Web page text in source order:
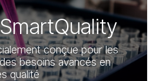
conçue pour les
besoins avancés en
qualité